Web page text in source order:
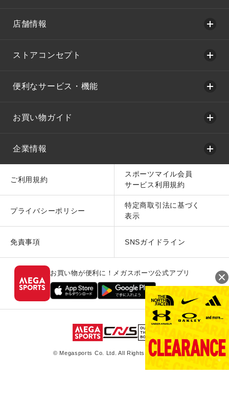
店舗情報
ストアコンセプト
便利なサービス・機能
お買い物ガイド
企業情報
ご利用規約
スポーツマイル会員
サービス利用規約
プライバシーポリシー
特定商取引法に基づく
表示
免責事項 SNSガイドライン
お買い物が便利に！メガスポーツ公式アプリ
© Megasports Co. Ltd. All Rights Reserved.